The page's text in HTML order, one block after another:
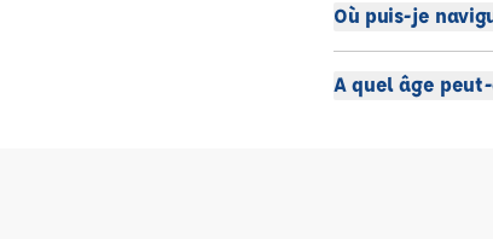
Où puis-je
A quel âge